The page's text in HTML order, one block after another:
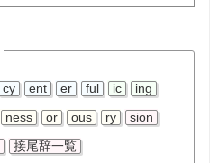
cy ent er ful ic ing
ness or ous ry sion
接尾辞一覧